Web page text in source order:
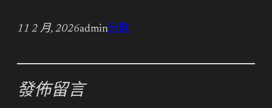
11 2 月, 2026admin分數
發佈留言